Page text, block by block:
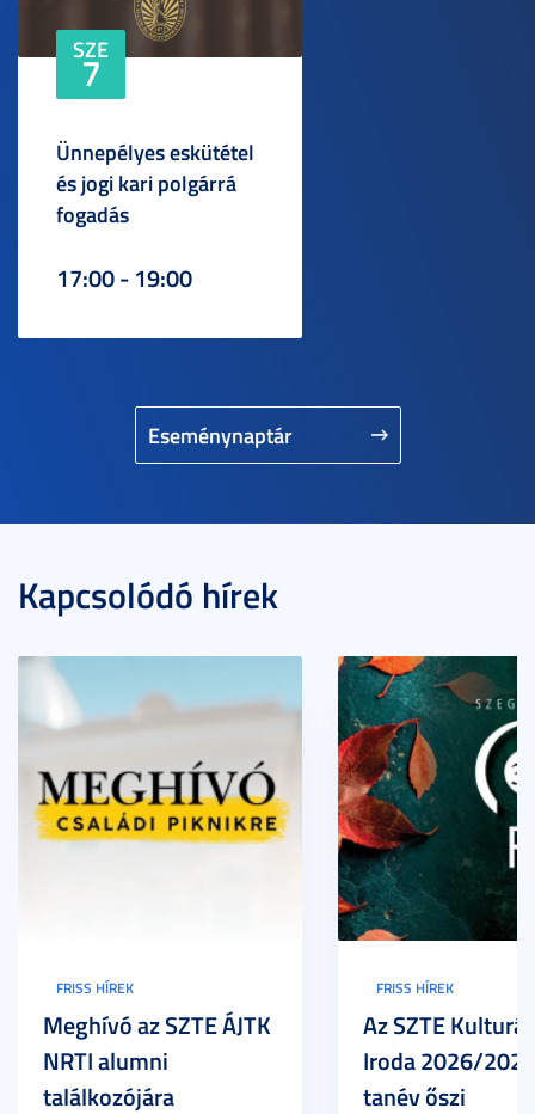
Eseménynaptár
SZE
7
Ünnepélyes eskütétel
és jogi kari polgárrá
fogadás
17:00 - 19:00
Kapcsolódó hírek
FRISS HÍREK
Meghívó az SZTE ÁJTK
NRTI alumni
találkozójára
FRISS HÍREK
Az SZTE
Iroda 2026/
tanév őszi